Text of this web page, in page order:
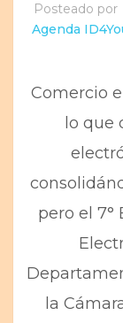
Posteado por
Agenda
Comercio
lo que
pero el 7°
la